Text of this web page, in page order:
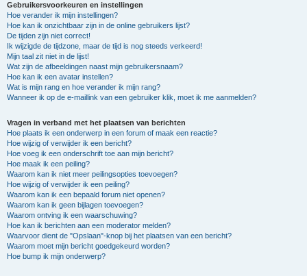
Gebruikersvoorkeuren en instellingen
Hoe verander ik mijn instellingen?
Hoe kan ik onzichtbaar zijn in de online gebruikers lijst?
De tijden zijn niet correct!
Ik wijzigde de tijdzone, maar de tijd is nog steeds verkeerd!
Mijn taal zit niet in de lijst!
Wat zijn de afbeeldingen naast mijn gebruikersnaam?
Hoe kan ik een avatar instellen?
Wat is mijn rang en hoe verander ik mijn rang?
Wanneer ik op de e-maillink van een gebruiker klik, moet ik me aanmelden?
Vragen in verband met het plaatsen van berichten
Hoe plaats ik een onderwerp in een forum of maak een reactie?
Hoe wijzig of verwijder ik een bericht?
Hoe voeg ik een onderschrift toe aan mijn bericht?
Hoe maak ik een peiling?
Waarom kan ik niet meer peilingsopties toevoegen?
Hoe wijzig of verwijder ik een peiling?
Waarom kan ik een bepaald forum niet openen?
Waarom kan ik geen bijlagen toevoegen?
Waarom ontving ik een waarschuwing?
Hoe kan ik berichten aan een moderator melden?
Waarvoor dient de "Opslaan"-knop bij het plaatsen van een bericht?
Waarom moet mijn bericht goedgekeurd worden?
Hoe bump ik mijn onderwerp?